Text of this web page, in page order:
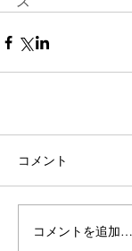
コメント
コメントを追加…